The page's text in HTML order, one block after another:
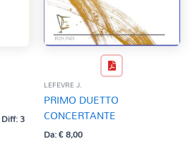
Diff: 3
LEFEVRE J.
PRIMO DUETTO
CONCERTANTE
Da:€8,00